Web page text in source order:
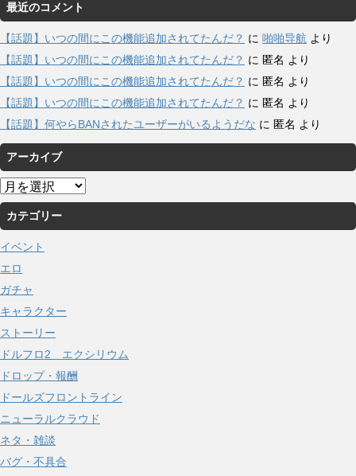
最近のコメント
【話題】いつの間にこの機能追加されてたんだ？ に 啪啪导航 より
【話題】いつの間にこの機能追加されてたんだ？ に 匿名 より
【話題】いつの間にこの機能追加されてたんだ？ に 匿名 より
【話題】いつの間にこの機能追加されてたんだ？ に 匿名 より
【話題】何やらBANされたユーザーがいるようだな に 匿名 より
アーカイブ
ア
ー
カ
イ
ブ
カテゴリー
イベント
エロ
ガチャ
キャラクター
ストーリー
ドルフロ2 エクシリウム
ドロップ・報酬
ドールズフロントライン
ニューラルクラウド
ネタ・雑談
バグ・不具合